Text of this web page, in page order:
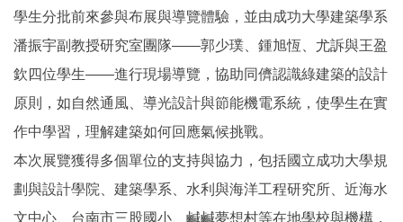
學生分批前來參與布展與導覽體驗，並由成功大學建築學系
潘振宇副教授研究室團隊——郭少璞、鍾旭恆、尤訴與王盈
欽四位學生——進行現場導覽，協助同儕認識綠建築的設計
原則，如自然通風、導光設計與節能機電系統，使學生在實
作中學習，理解建築如何回應氣候挑戰。
本次展覽獲得多個單位的支持與協力，包括國立成功大學規
劃與設計學院、建築學系、水利與海洋工程研究所、近海水
文中心、台南市三股國小、鹹鹹夢想村等在地學校與機構，